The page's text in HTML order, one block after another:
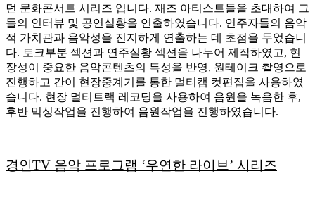
던 문화콘서트 시리즈 입니다. 재즈 아티스트들을 초대하여 그
들의 인터뷰 및 공연실황을 연출하였습니다. 연주자들의 음악
적 가치관과 음악성을 진지하게 연출하는 데 초점을 두었습니
다. 토크부분 섹션과 연주실황 섹션을 나누어 제작하였고, 현
장성이 중요한 음악콘텐츠의 특성을 반영, 원테이크 촬영으로
진행하고 간이 현장중계기를 통한 멀티캠 컷편집을 사용하였
습니다. 현장 멀티트랙 레코딩을 사용하여 음원을 녹음한 후,
후반 믹싱작업을 진행하여 음원작업을 진행하였습니다.
경인TV 음악 프로그램 ‘우연한 라이브’ 시리즈